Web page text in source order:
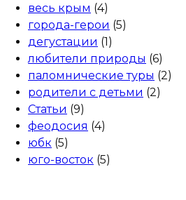
весь крым (4)
города-герои (5)
дегустации (1)
любители природы (6)
паломнические туры (2)
родители с детьми (2)
Статьи (9)
феодосия (4)
юбк (5)
юго-восток (5)